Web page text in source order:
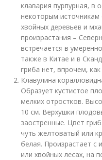
клавария пурпурная, в
некоторым источникам
хвойных деревьев и
произрастания –
встречается в
также в Китае и в
гриба нет, впрочем,
Клавулина
Образует кустистое
мелких отростков.
10 см. Верхушки
заостренные. Цвет
чуть желтоватый или
белая. Произрастает
или хвойных лесах, на